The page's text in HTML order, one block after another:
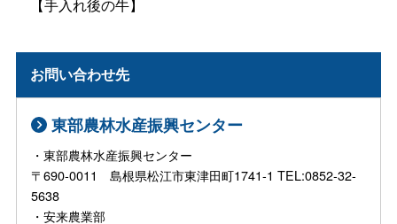
【手入れ後の牛】
お問い合わせ先
東部農林水産振興センター
・東部農林水産振興センター
〒690-0011 島根県松江市東津田町1741-1 TEL:0852-32-
5638
・安来農業部